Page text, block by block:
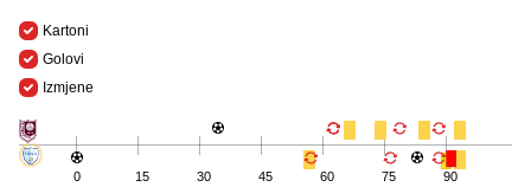
Kartoni
Golovi
Izmjene
0 15 30 45 60 75 90